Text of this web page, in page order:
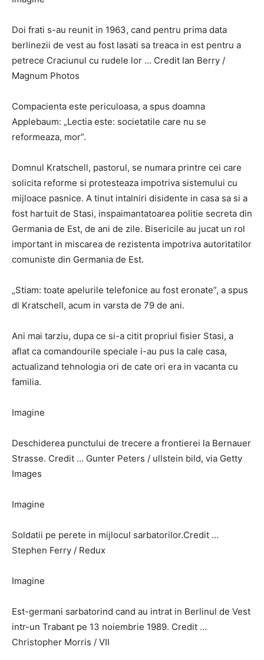
Doi frati s-au reunit in 1963, cand pentru prima data
berlinezii de vest au fost lasati sa treaca in est pentru a
petrece Craciunul cu rudele lor … Credit Ian Berry /
Magnum Photos
Compacienta este periculoasa, a spus doamna
Applebaum: „Lectia este: societatile care nu se
reformeaza, mor”.
Domnul Kratschell, pastorul, se numara printre cei care
solicita reforme si protesteaza impotriva sistemului cu
mijloace pasnice. A tinut intalniri disidente in casa sa si a
fost hartuit de Stasi, inspaimantatoarea politie secreta din
Germania de Est, de ani de zile. Bisericile au jucat un rol
important in miscarea de rezistenta impotriva autoritatilor
comuniste din Germania de Est.
„Stiam: toate apelurile telefonice au fost eronate”, a spus
dl Kratschell, acum in varsta de 79 de ani.
Ani mai tarziu, dupa ce si-a citit propriul fisier Stasi, a
aflat ca comandourile speciale i-au pus la cale casa,
actualizand tehnologia ori de cate ori era in vacanta cu
familia.
Imagine
Deschiderea punctului de trecere a frontierei la Bernauer
Strasse. Credit … Gunter Peters / ullstein bild, via Getty
Images
Imagine
Soldatii pe perete in mijlocul sarbatorilor.Credit …
Stephen Ferry / Redux
Imagine
Est-germani sarbatorind cand au intrat in Berlinul de Vest
intr-un Trabant pe 13 noiembrie 1989. Credit …
Christopher Morris / VII